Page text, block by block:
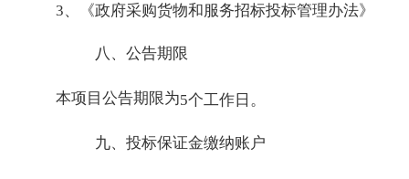
3、《政府采购货物和服务招标投标管理办法》
八、公告期限
本项目公告期限为5个工作日。
九、投标保证金缴纳账户